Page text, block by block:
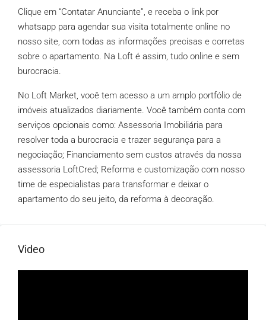
Clique em “Contatar Anunciante”, e receba o link por
whatsapp para agendar sua visita totalmente online no
nosso site, com todas as informações precisas e corretas
sobre o apartamento. Na Loft é assim, tudo online e sem
burocracia.
No Loft Market, você tem acesso a um amplo portfólio de
imóveis atualizados diariamente. Você também conta com
serviços opcionais como: Assessoria Imobiliária para
resolver toda a burocracia e trazer segurança para a
negociação; Financiamento sem custos através da nossa
assessoria LoftCred; Reforma e customização com nosso
time de especialistas para transformar e deixar o
apartamento do seu jeito, da reforma à decoração.
Video